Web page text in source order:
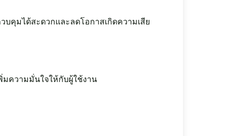
คุมได้สะดวกและลดโอกาสเกิดความเสีย
มความมั่นใจให้กับผู้ใช้งาน